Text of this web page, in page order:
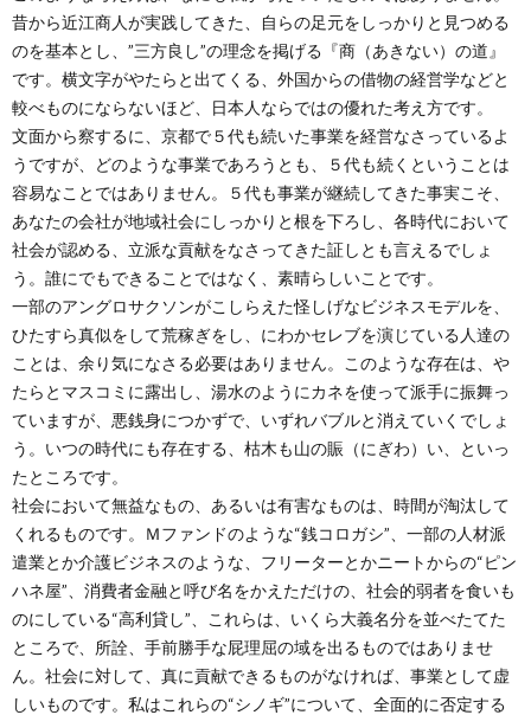
昔から近江商人が実践してきた、自らの足元をしっかりと見つめる
のを基本とし、”三方良し”の理念を掲げる『商（あきない）の道』
です。横文字がやたらと出てくる、外国からの借物の経営学などと
較べものにならないほど、日本人ならではの優れた考え方です。
文面から察するに、京都で５代も続いた事業を経営なさっているよ
うですが、どのような事業であろうとも、５代も続くということは
容易なことではありません。５代も事業が継続してきた事実こそ、
あなたの会社が地域社会にしっかりと根を下ろし、各時代において
社会が認める、立派な貢献をなさってきた証しとも言えるでしょ
う。誰にでもできることではなく、素晴らしいことです。
一部のアングロサクソンがこしらえた怪しげなビジネスモデルを、
ひたすら真似をして荒稼ぎをし、にわかセレブを演じている人達の
ことは、余り気になさる必要はありません。このような存在は、や
たらとマスコミに露出し、湯水のようにカネを使って派手に振舞っ
ていますが、悪銭身につかずで、いずれバブルと消えていくでしょ
う。いつの時代にも存在する、枯木も山の賑（にぎわ）い、といっ
たところです。
社会において無益なもの、あるいは有害なものは、時間が淘汰して
くれるものです。Ｍファンドのような“銭コロガシ”、一部の人材派
遣業とか介護ビジネスのような、フリーターとかニートからの“ピン
ハネ屋”、消費者金融と呼び名をかえただけの、社会的弱者を食いも
のにしている“高利貸し”、これらは、いくら大義名分を並べたてた
ところで、所詮、手前勝手な屁理屈の域を出るものではありませ
ん。社会に対して、真に貢献できるものがなければ、事業として虚
しいものです。私はこれらの“シノギ”について、全面的に否定する